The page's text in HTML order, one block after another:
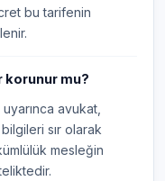
bu tarifenin
korunur mu?
uyarınca avukat,
sır olarak
mesleğin